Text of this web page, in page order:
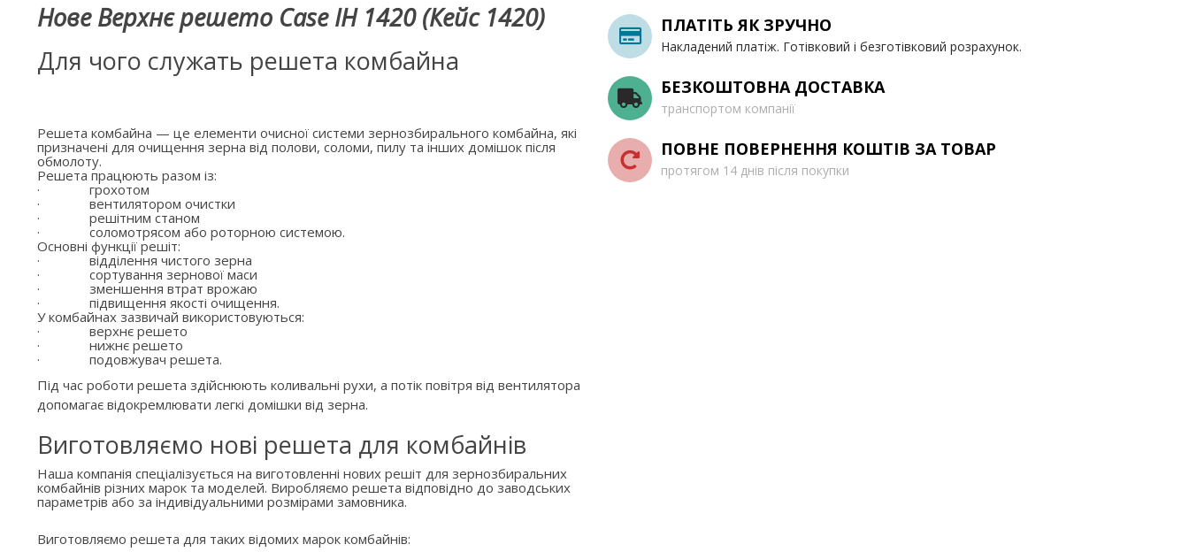
Нове Верхнє решето Case IH 1420 (Кейс 1420)
Для чого служать решета комбайна
Решета комбайна — це елементи очисної системи зернозбирального комбайна, які
призначені для очищення зерна від полови, соломи, пилу та інших домішок після
обмолоту.
Решета працюють разом із:
·
грохотом
·
вентилятором очистки
·
решітним станом
·
соломотрясом або роторною системою.
Основні функції решіт:
·
відділення чистого зерна
·
сортування зернової маси
·
зменшення втрат врожаю
·
підвищення якості очищення.
У комбайнах зазвичай використовуються:
·
верхнє решето
·
нижнє решето
·
подовжувач решета.
Під час роботи решета здійснюють коливальні рухи, а потік повітря від вентилятора
допомагає відокремлювати легкі домішки від зерна.
Виготовляємо нові решета для комбайнів
Наша компанія спеціалізується на виготовленні нових решіт для зернозбиральних
комбайнів різних марок та моделей. Виробляємо решета відповідно до заводських
параметрів або за індивідуальними розмірами замовника.
Виготовляємо решета для таких відомих марок комбайнів:
ПЛАТІТЬ ЯК ЗРУЧНО
Накладений платіж. Готівковий і безготівковий розрахунок.
БЕЗКОШТОВНА ДОСТАВКА
транспортом компанії
ПОВНЕ ПОВЕРНЕННЯ КОШТІВ ЗА ТОВАР
протягом 14 днів після покупки